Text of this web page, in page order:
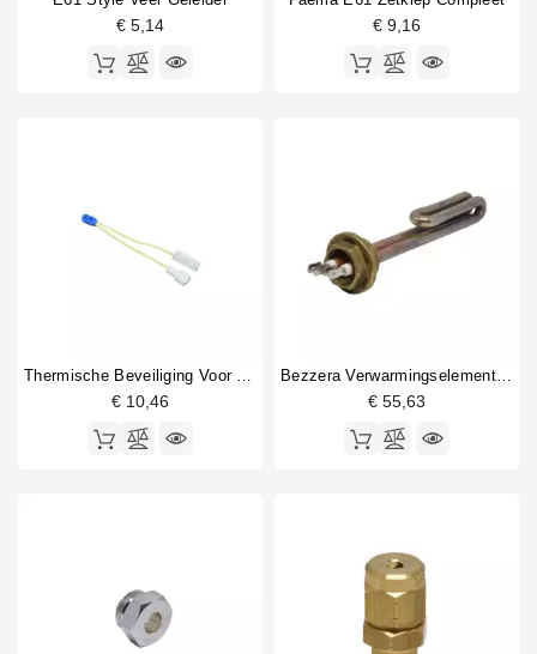
€ 5,14 € 9,16
€ 10,46
Bezzera Verwarmingselement 220/240V - 1250/1450W
€ 55,63